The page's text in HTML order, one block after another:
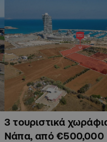
3 τουριστικά
Νάπα, από €500,000